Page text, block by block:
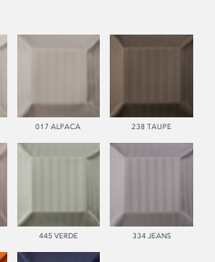
017 ALPACA 238 TAUPE
445 VERDE 334 JEANS